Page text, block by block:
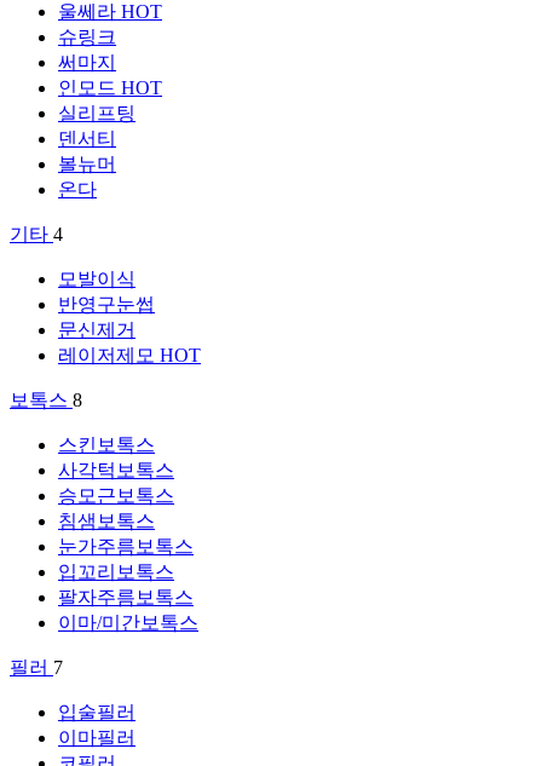
울쎄라 HOT
슈링크
써마지
인모드 HOT
실리프팅
덴서티
볼뉴머
온다
기타 4
모발이식
반영구눈썹
문신제거
레이저제모 HOT
보톡스 8
스킨보톡스
사각턱보톡스
승모근보톡스
침샘보톡스
눈가주름보톡스
입꼬리보톡스
팔자주름보톡스
이마/미간보톡스
필러 7
입술필러
이마필러